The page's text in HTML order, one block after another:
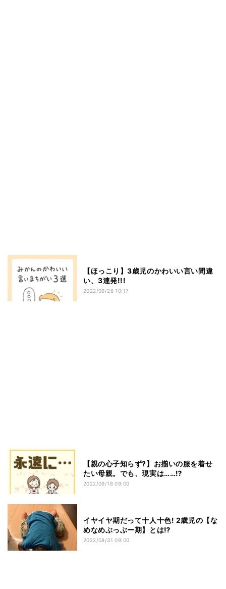
【ほっこり】3歳児のかわいい言い間違
い、3連発!!!
2022/09/26 10:17
【親の心子知らず?】お揃いの服を着せ
たい母親。でも、現実は……⁉
2022/09/18 09:00
イヤイヤ期だって十人十色! 2歳児の【な
めなめぶっぶー期】とは⁉
2022/08/31 09:00